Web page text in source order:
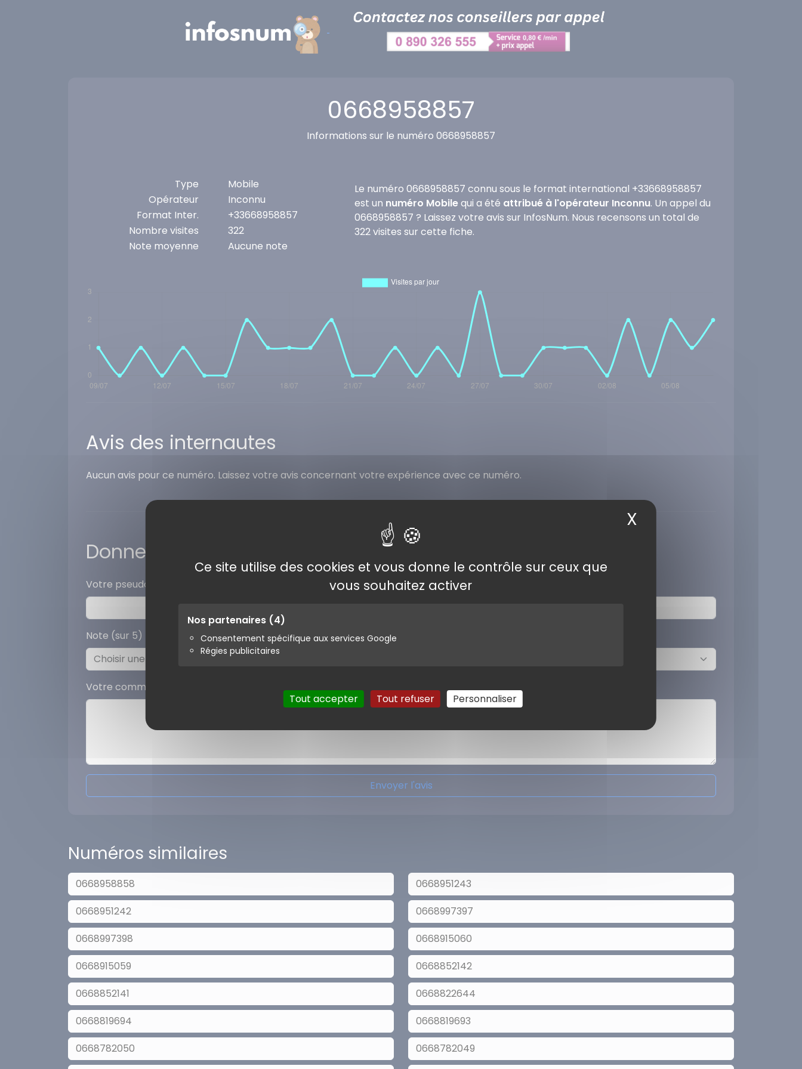
Ce site utilise des cookies et vous donne le contrôle sur ceux que
vous souhaitez activer
Nos partenaires (4)
Consentement spécifique aux services Google
Régies publicitaires
Tout accepter Tout refuser Personnaliser
X
0668958857
Informations sur le numéro 0668958857
Type
Mobile
Opérateur
Inconnu
Format Inter.
+33668958857
Nombre visites
322
Note moyenne
Aucune note
Le numéro 0668958857 connu sous le format international +33668958857
est un numéro Mobilequi a été attribué à l'opérateur Inconnu. Un appel du
0668958857 ? Laissez votre avis sur InfosNum. Nous recensons un total de
322 visites sur cette fiche.
Avis des internautes
Aucun avis pour ce numéro. Laissez votre avis concernant votre expérience avec ce numéro.
Donner votre avis
Votre pseudo
Note (sur 5)
Votre commentaire
Envoyer l'avis
Numéros similaires
0668958858
0668951243
0668951242
0668997397
0668997398
0668915060
0668915059
0668852142
0668852141
0668822644
0668819694
0668819693
0668782050
0668782049